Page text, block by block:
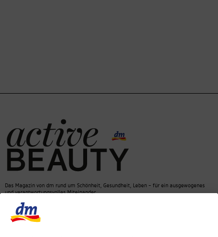
Das Magazin von dm rund um Schönheit, Gesundheit, Leben – für ein ausgewogenes
und verantwortungsvolles Miteinander.